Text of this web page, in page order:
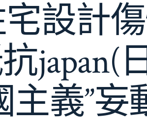
設計
japan(
主義”妄